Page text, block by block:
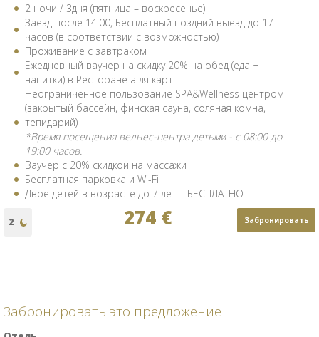
2 ночи / 3дня (пятница – воскресенье)
Заезд после 14:00, Бесплатный поздний выезд до 17
часов (в соответствии с возможностью)
Проживание с завтраком
Ежедневный ваучер на скидку 20% на обед (еда +
напитки) в Pесторане а ля карт
Неограниченное пользование SPA&Wellness центром
(закрытый бассейн, финская сауна, соляная комна,
тепидарий)
*Время посещения велнес-центра детьми - с 08:00 до
19:00 часов.
Ваучер с 20% скидкой на массажи
Бесплатная парковка и Wi-Fi
Двое детей в возрасте до 7 лет – БЕСПЛАТНО
274 € Забронировать
Забронировать это предложение